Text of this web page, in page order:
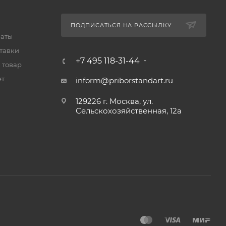
товар
ПОДПИСАТЬСЯ НА РАССЫЛКУ
+7 495 118-31-44
inform@priborstandart.ru
129226 г. Москва, ул.
Сельскохозяйственная, 12а